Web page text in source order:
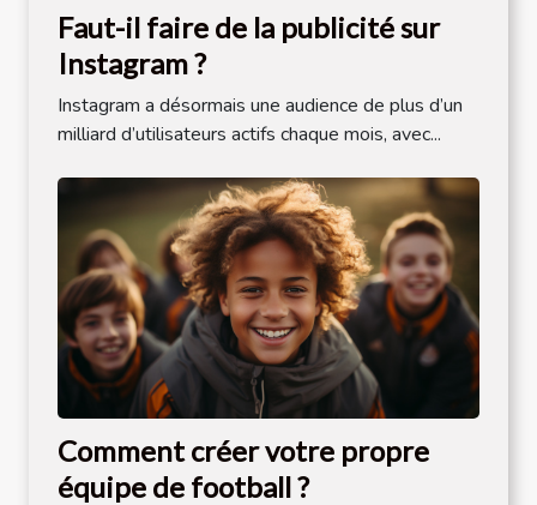
Faut-il faire de la publicité sur
Instagram ?
Instagram a désormais une audience de plus d’un
milliard d’utilisateurs actifs chaque mois, avec...
Comment créer votre propre
équipe de football ?